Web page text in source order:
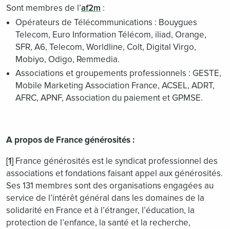
Sont membres de l’af2m :
Opérateurs de Télécommunications : Bouygues
Telecom, Euro Information Télécom, iliad, Orange,
SFR, A6, Telecom, Worldline, Colt, Digital Virgo,
Mobiyo, Odigo, Remmedia.
Associations et groupements professionnels : GESTE,
Mobile Marketing Association France, ACSEL, ADRT,
AFRC, APNF, Association du paiement et GPMSE.
A propos de France générosités :
[1] France générosités est le syndicat professionnel des
associations et fondations faisant appel aux générosités.
Ses 131 membres sont des organisations engagées au
service de l’intérêt général dans les domaines de la
solidarité en France et à l’étranger, l’éducation, la
protection de l’enfance, la santé et la recherche,